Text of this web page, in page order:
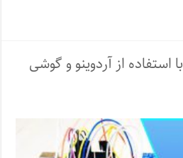
پروژه قفل‌ درب RFID با استفاده از آردوینو و گوشی